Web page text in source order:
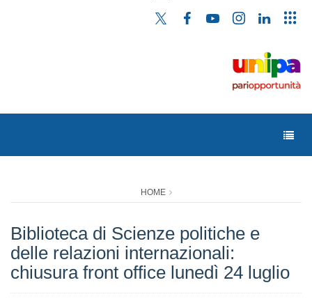
HOME
Biblioteca di Scienze politiche e
delle relazioni internazionali:
chiusura front office lunedì 24 luglio